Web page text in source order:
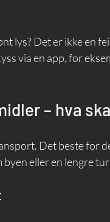
lys? Det er ikke en
via en app, for
– hva
Det beste for
eller en lengre